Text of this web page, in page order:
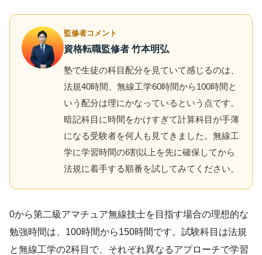
監修者コメント
資格転職監修者 竹本明弘
塾で生徒の科目配分を見ていて感じるのは、
法規40時間、無線工学60時間から100時間と
いう配分は理にかなっているという点です。
暗記科目に時間をかけすぎて計算科目が手薄
になる受験者を何人も見てきました。無線工
学に学習時間の6割以上を先に確保してから
法規に着手する順番を試してみてください。
0から第二級アマチュア無線技士を目指す場合の理想的な
勉強時間は、100時間から150時間です。試験科目は法規
と無線工学の2科目で、それぞれ異なるアプローチで学習